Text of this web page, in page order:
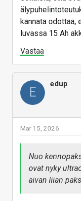
kannata odottaa,
luvassa 15 Ah
Vastaa
E
edup
Mar 15, 2026
Nuo
ovat nyky
aivan liian